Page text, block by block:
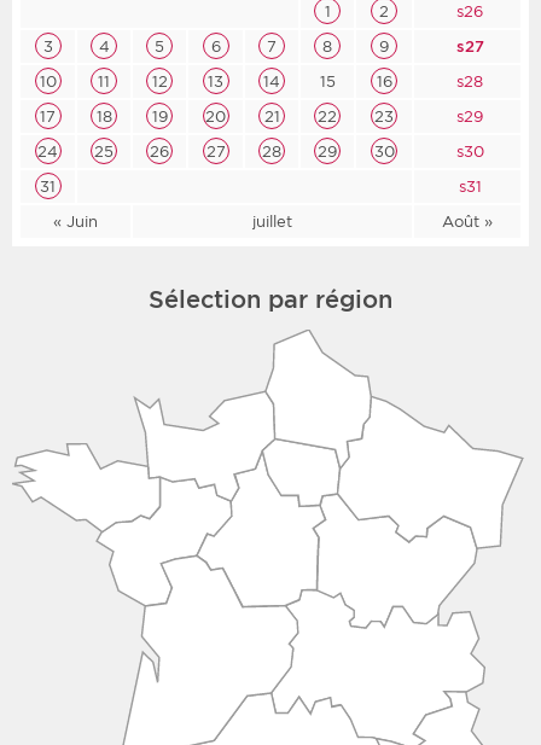
« Juin juillet Août »
1 2
s26
3
4 5 6 7 8 9
s27
10
11 12 13 14 15 16
s28
17
18 19 20 21 22 23
s29
24
25 26 27 28 29 30
s30
31
s31
Sélection par région